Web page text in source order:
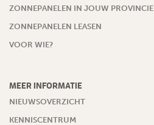
ZONNEPANELEN IN JOUW PROVINCIE
ZONNEPANELEN LEASEN
VOOR WIE?
MEER INFORMATIE
NIEUWSOVERZICHT
KENNISCENTRUM